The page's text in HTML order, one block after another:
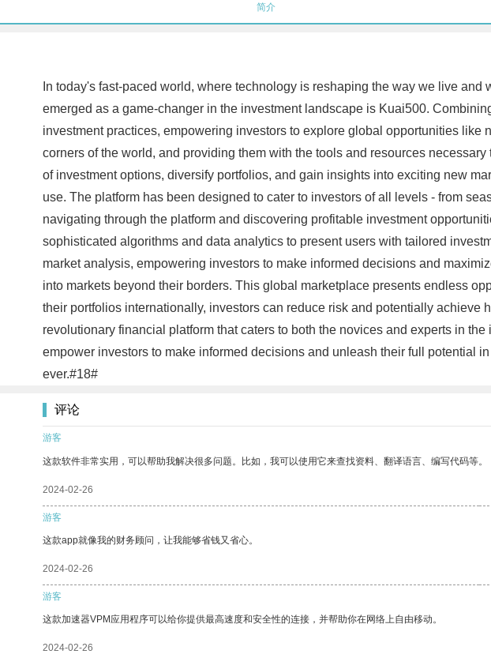
简介
In today's fast-paced world, where technology is reshaping the way we live
emerged as a game-changer in the investment landscape is Kuai500.
investment practices, empowering investors to explore global opportunities like
corners of the world, and providing them with the tools and resources
of investment options, diversify portfolios, and gain insights into exciting new
use. The platform has been designed to cater to investors of all levels - from
navigating through the platform and discovering profitable investment
sophisticated algorithms and data analytics to present users with tailored
market analysis, empowering investors to make informed decisions and
into markets beyond their borders. This global marketplace presents endless
their portfolios internationally, investors can reduce risk and potentially
revolutionary financial platform that caters to both the novices and experts in
empower investors to make informed decisions and unleash their full potential
ever.#18#
评论
游客
这款软件非常实用，可以帮助我解决很多问题。比如，我可以使用它来查找资料、翻译语言、编写代码等。
2024-02-26
游客
这款app就像我的财务顾问，让我能够省钱又省心。
2024-02-26
游客
这款加速器VPM应用程序可以给你提供最高速度和安全性的连接，并帮助你在网络上自由移动。
2024-02-26